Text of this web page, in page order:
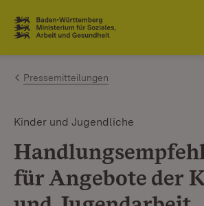
Zum Inhalt springen
Link zur Startseite
Pressemitteilungen
Kinder und Jugendliche
für Angebote der